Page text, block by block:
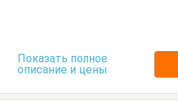
Показать полное
описание и цены